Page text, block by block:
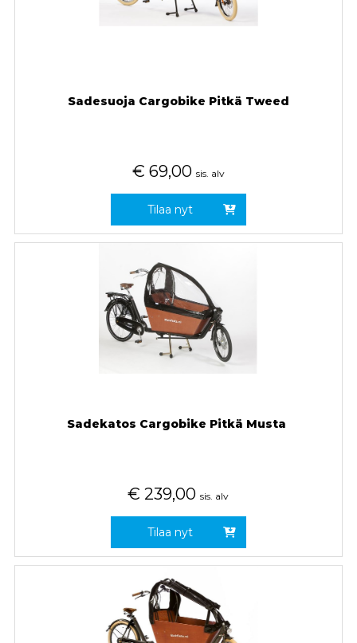
Sadesuoja Cargobike Pitkä Tweed
€ 69,00 sis. alv
Tilaa nyt
Sadekatos Cargobike Pitkä Musta
€ 239,00 sis. alv
Tilaa nyt